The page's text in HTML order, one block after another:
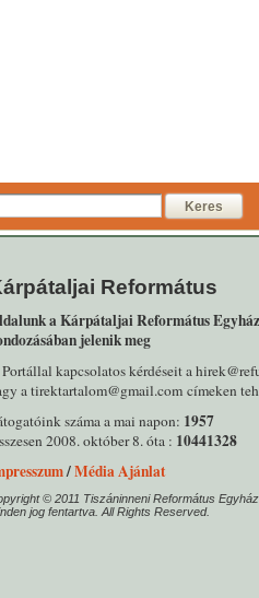
Keres
Református
a Kárpátaljai Református
jelenik meg
kapcsolatos kérdéseit a
a tirektartalom@gmail.com címeken
száma a mai napon: 1957
2008. október 8. óta : 10441328
/Média Ajánlat
© 2011 Tiszáninneni Református
jog fentartva. All Rights Reserved.